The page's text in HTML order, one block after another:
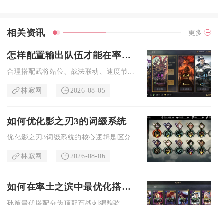
相关资讯 更多
怎样配置输出队伍才能在率土之滨中表现出色
合理搭配武将站位、战法联动、速度节奏与兵种宝物，构建增伤、控...
林寂网 2026-08-05
如何优化影之刃3的词缀系统
优化影之刃3词缀系统的核心逻辑是区分词缀乘区收益、严控前后缀...
林寂网 2026-08-06
如何在率土之滨中最优化搭配孙策